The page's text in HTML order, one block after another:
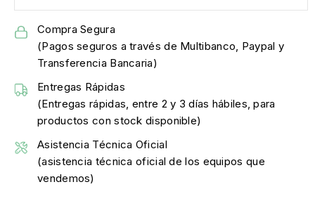
Compra Segura
(Pagos seguros a través de Multibanco, Paypal y
Transferencia Bancaria)
Entregas Rápidas
(Entregas rápidas, entre 2 y 3 días hábiles, para
productos con stock disponible)
Asistencia Técnica Oficial
(asistencia técnica oficial de los equipos que
vendemos)